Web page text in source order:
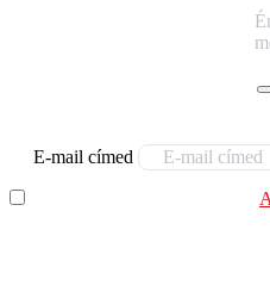
E-mail címed